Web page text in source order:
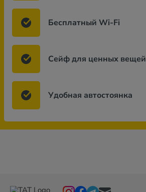
Бесплатный Wi-Fi
Сейф для ценных вещей
Удобная автостоянка